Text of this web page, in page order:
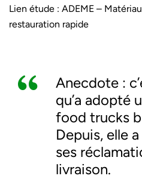
Lien étude : ADEME –
restauration rapide
Anecdote :
qu’a adopté
food trucks
Depuis, elle
ses
livraison.